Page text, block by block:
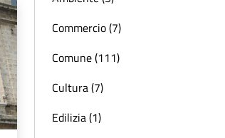
Commercio (7)
Comune (111)
Cultura (7)
Edilizia (1)